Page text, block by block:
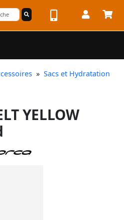
» Sacs et Hydratation
YELLOW